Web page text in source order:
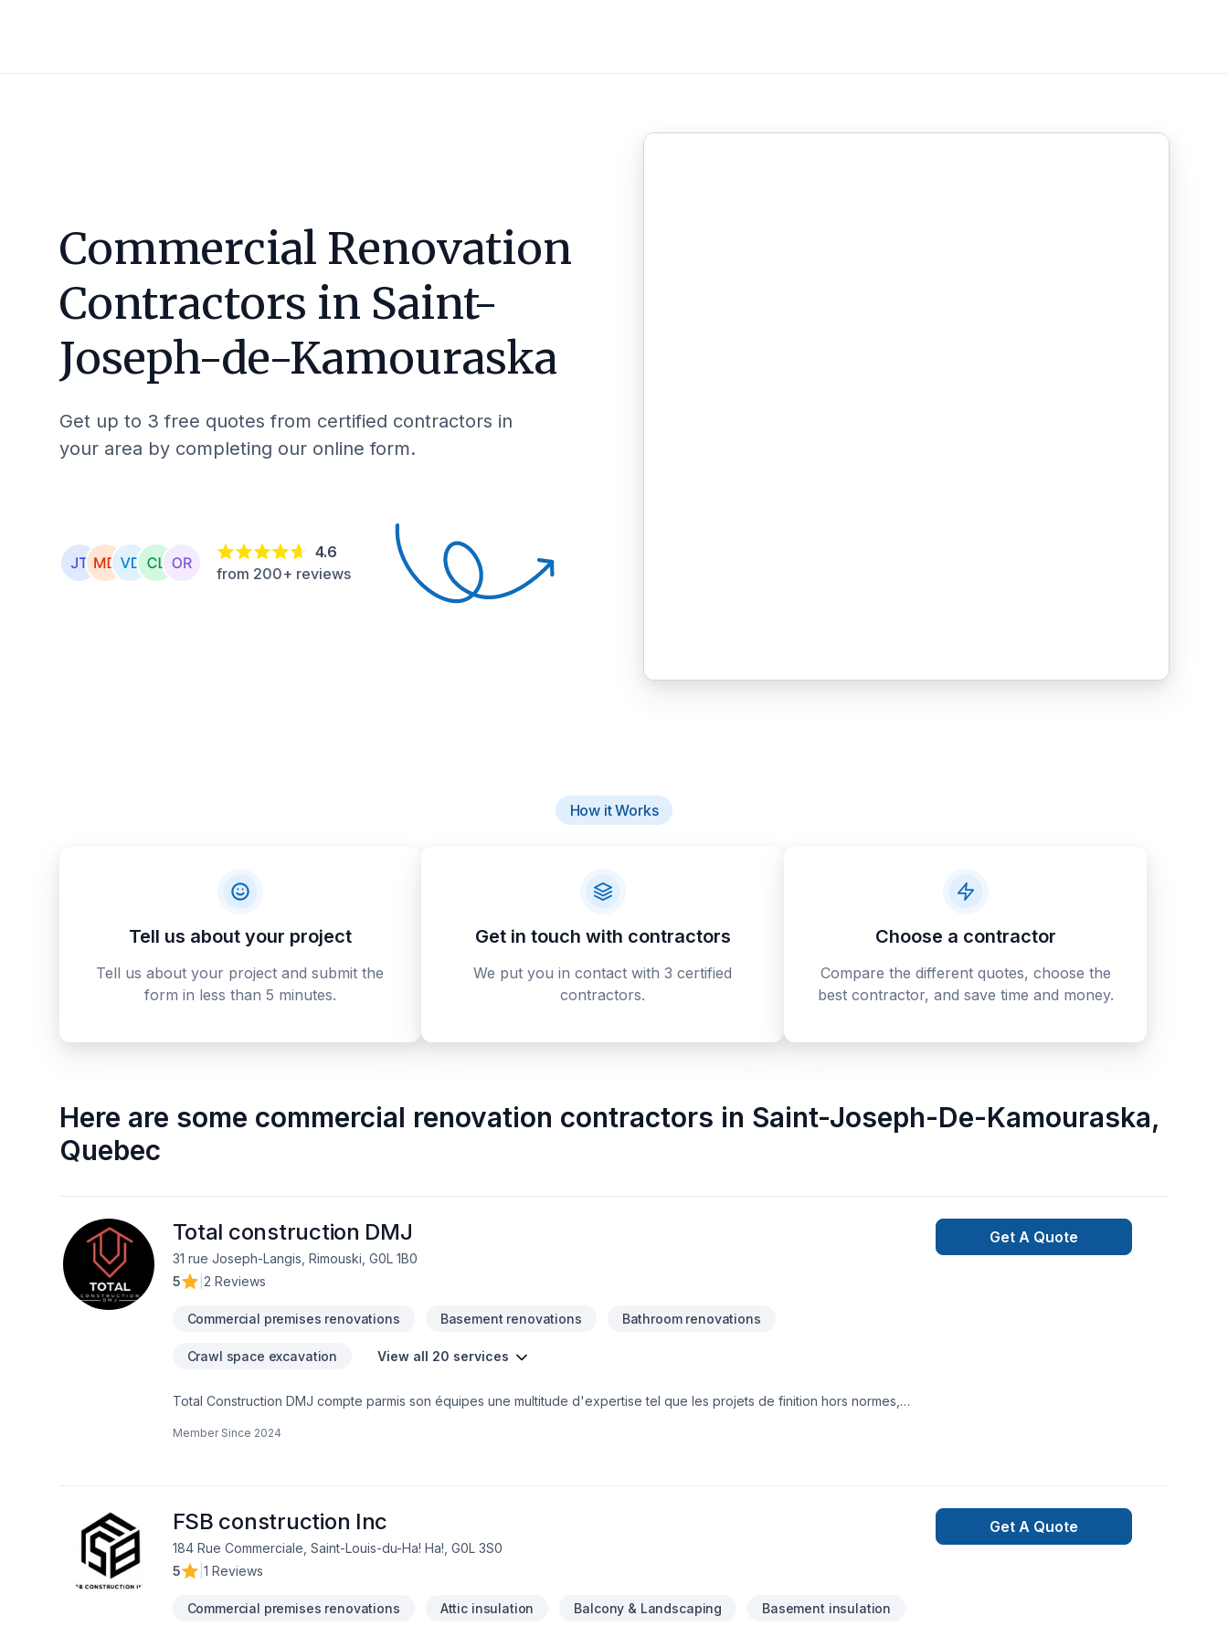
Commercial Renovation
Contractors in Saint-
Joseph-de-Kamouraska
Get up to 3 free quotes from certified contractors in
your area by completing our online form.
4.6
from 200+ reviews
How it Works
Tell us about your project
Tell us about your project and submit the
form in less than 5 minutes.
Get in touch with contractors
We put you in contact with 3 certified
contractors.
Choose a contractor
Compare the different quotes, choose the
best contractor, and save time and money.
Here are some commercial renovation contractors in Saint-Joseph-De-Kamouraska,
Quebec
Total construction DMJ
31 rue Joseph-Langis, Rimouski, G0L 1B0
5
2 Reviews
Commercial premises renovations Basement renovations Bathroom renovations
Crawl space excavation View all 20 services
Total Construction DMJ compte parmis son équipes une multitude d'expertise tel que les projets de finition hors normes,
de vos idées votre réalité et concrétiser vos projets avec un accompagnement complet.
Member Since 2024
Get A Quote
FSB construction Inc
184 Rue Commerciale, Saint-Louis-du-Ha! Ha!, G0L 3S0
5
1 Reviews
Commercial premises renovations Attic insulation Balcony & Landscaping Basement insulation
Get A Quote